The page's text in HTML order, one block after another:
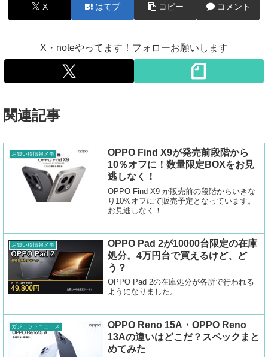
X はてブ コピー コメント
X・noteやってます！フォローお願いします
関連記事
お買い得情報メモ
OPPO Find X9が発売前段階から
10％オフに！数量限定BOXをお見
逃しなく！
OPPO Find X9 が販売前の段階からいきな
り10%オフにて販売予定となっています。
お見逃しなく！
お買い得情報メモ
OPPO Pad 2が10000台限定の在庫
処分。4万円台で買えるけど、ど
う？
OPPO Pad 2の在庫処分が各所で行われる
ようになりました。
ガジェットニュース
OPPO Reno 15A・OPPO Reno
13Aの違いはどこだ？スペックまと
めてみた